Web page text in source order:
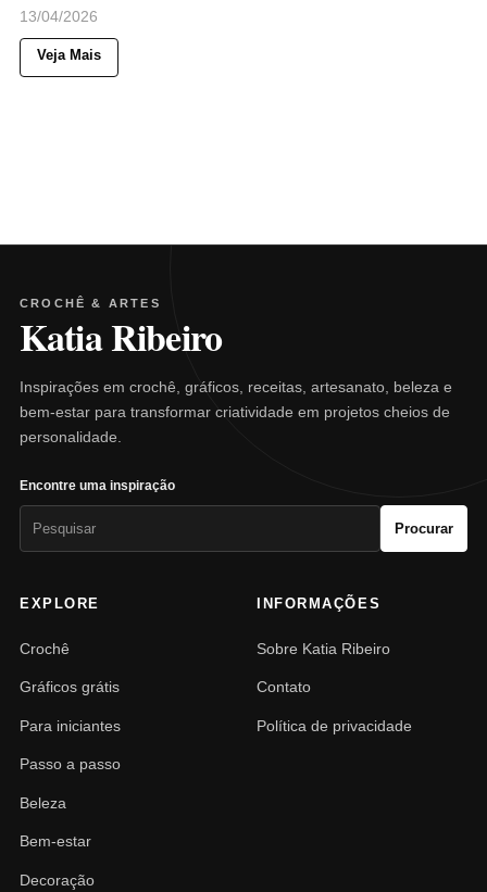
13/04/2026
Veja Mais
CROCHÊ & ARTES
Katia Ribeiro
Inspirações em crochê, gráficos, receitas, artesanato, beleza e
bem-estar para transformar criatividade em projetos cheios de
personalidade.
Encontre uma inspiração
Procurar
EXPLORE
Crochê
Gráficos grátis
Para iniciantes
Passo a passo
Beleza
Bem-estar
Decoração
INFORMAÇÕES
Sobre Katia Ribeiro
Contato
Política de privacidade